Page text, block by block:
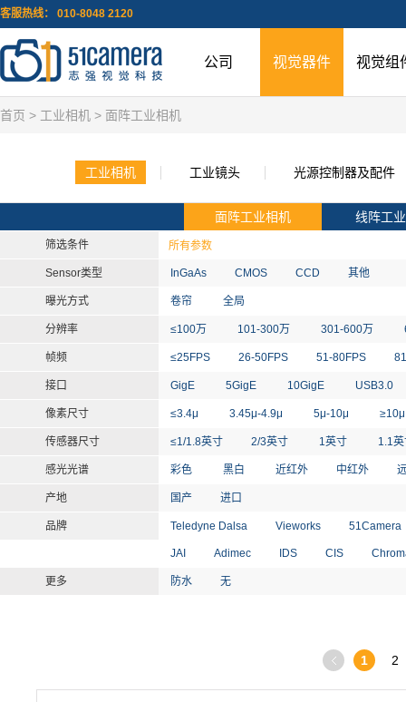
客服热线： 010-8048 2120
公司 视觉器件 视觉组
首页 > 工业相机 > 面阵工业相机
工业相机 工业镜头 光源控制器及配件
面阵工业相机 线阵工
筛选条件 所有参数
Sensor类型 InGaAs CMOS CCD 其他
曝光方式 卷帘 全局
分辨率 ≤100万 101-300万 301-600万
帧频 ≤25FPS 26-50FPS 51-80FPS
接口 GigE 5GigE 10GigE USB3.0
像素尺寸 ≤3.4μ 3.45μ-4.9μ 5μ-10μ
传感器尺寸 ≤1/1.8英寸 2/3英寸 1英寸 1.1
感光光谱 彩色 黑白 近红外 中红外
产地 国产 进口
品牌 Teledyne Dalsa Vieworks 51Camera
JAI Adimec IDS CIS
更多 防水 无
1 2